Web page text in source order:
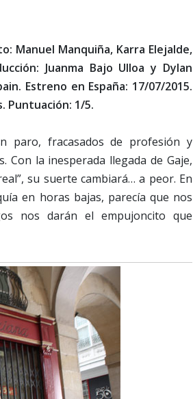
Manuel Manquiña, Karra Elejalde,
Juanma Bajo Ulloa y Dylan
Estreno en España: 17/07/2015.
Puntuación: 1/5.
paro, fracasados de profesión y
Con la inesperada llegada de Gaje,
su suerte cambiará… a peor. En
en horas bajas, parecía que nos
nos darán el empujoncito que